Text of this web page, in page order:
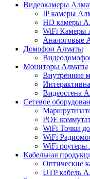
Видеокамеры
IP камеры
HD камеры
WiFi Камеры
Аналоговые
Домофон Алматы
Мониторы Алматы
Внутренние
Видеостена
Сетевое
POE
WiFi Точки
WiFi
WiFi
Кабельная
Оптические
UTP кабель